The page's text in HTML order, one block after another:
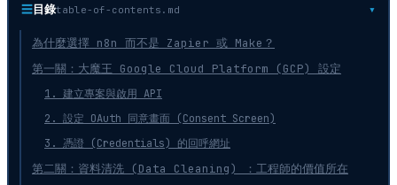
☰目錄table-of-contents.md
為什麼選擇 n8n 而不是 Zapier 或 Make？
第一關：大魔王 Google Cloud Platform (GCP) 設定
1. 建立專案與啟用 API
2. 設定 OAuth 同意畫面 (Consent Screen)
3. 憑證 (Credentials) 的回呼網址
第二關：資料清洗 (Data Cleaning) ：工程師的價值所在